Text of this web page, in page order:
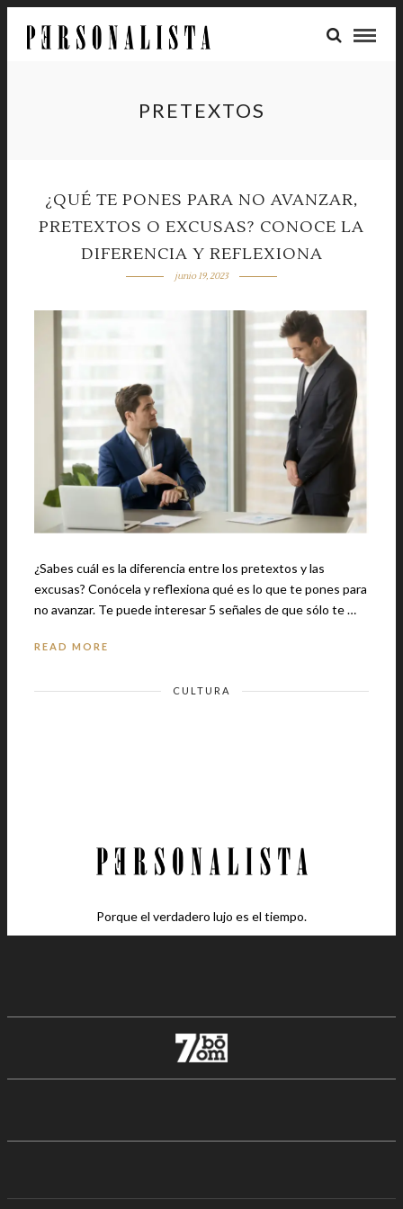
PRETEXTOS
¿QUÉ TE PONES PARA NO AVANZAR,
PRETEXTOS O EXCUSAS? CONOCE LA
DIFERENCIA Y REFLEXIONA
junio 19, 2023
¿Sabes cuál es la diferencia entre los pretextos y las
excusas? Conócela y reflexiona qué es lo que te pones para
no avanzar. Te puede interesar 5 señales de que sólo te …
READ MORE
CULTURA
Porque el verdadero lujo es el tiempo.